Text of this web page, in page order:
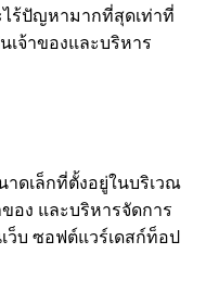
ไร้ปัญหามากที่สุดเท่าที่
นเจ้าของและบริหาร
นาดเล็กที่ตั้งอยู่ในบริเวณ
อง และบริหารจัดการ
ว็บ ซอฟต์แวร์เดสก์ท็อป